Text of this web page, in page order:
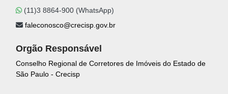
(11)3 8864-900 (WhatsApp)
faleconosco@crecisp.gov.br
Orgão Responsável
Conselho Regional de Corretores de Imóveis do Estado de
São Paulo - Crecisp